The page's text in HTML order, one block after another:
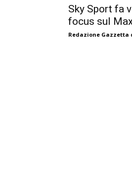
Sky Sport fa
focus sul
Redazione Gazzetta